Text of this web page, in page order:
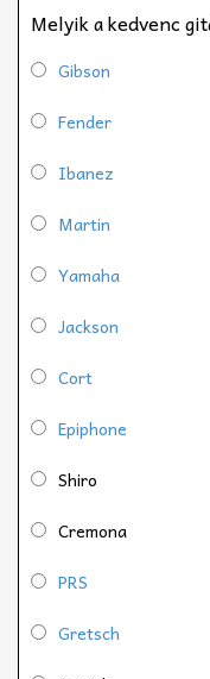
Melyik a kedvenc
Gibson
Fender
Ibanez
Martin
Yamaha
Jackson
Cort
Epiphone
Shiro
Cremona
PRS
Gretsch